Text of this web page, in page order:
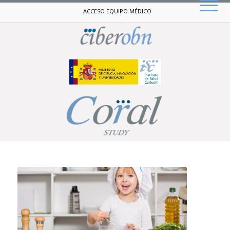
ACCESO EQUIPO MÉDICO